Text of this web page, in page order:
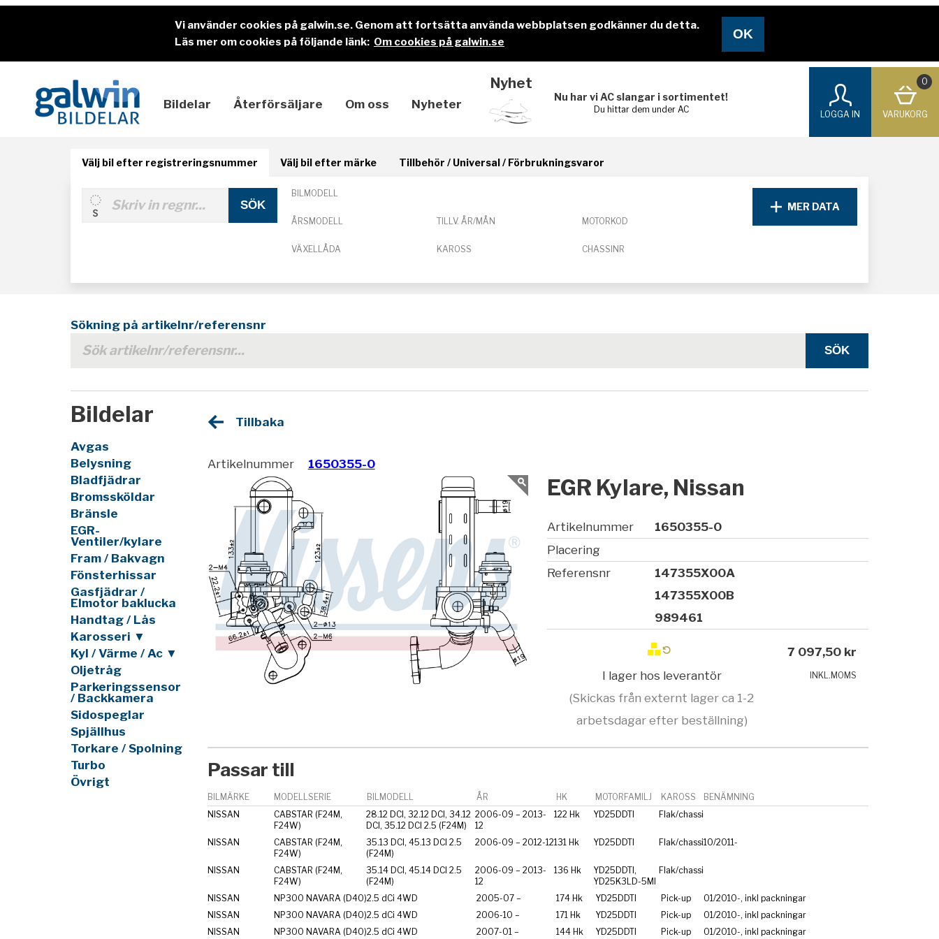
Vi använder cookies på galwin.se. Genom att fortsätta använda webbplatsen godkänner du detta.
Läs mer om cookies på följande länk: Om cookies på galwin.se
Bildelar Återförsäljare Om oss Nyheter
Nyhet
Nu har vi AC slangar i sortimentet!
Du hittar dem under AC
LOGGA IN
0
VARUKORG
Välj bil efter registreringsnummer Välj bil efter märke Tillbehör / Universal / Förbrukningsvaror
BILMODELL
ÅRSMODELL TILLV. ÅR/MÅN MOTORKOD
VÄXELLÅDA KAROSS CHASSINR
MER DATA
Sökning på artikelnr/referensnr
Bildelar
Avgas
Belysning
Bladfjädrar
Bromssköldar
Bränsle
EGR-
Ventiler/kylare
Fram / Bakvagn
Fönsterhissar
Gasfjädrar /
Elmotor baklucka
Handtag / Lås
Karosseri ▼
Kyl / Värme / Ac ▼
Oljetråg
Parkeringssensor
/ Backkamera
Sidospeglar
Spjällhus
Torkare / Spolning
Turbo
Övrigt
Tillbaka
Artikelnummer 1650355-0
EGR Kylare, Nissan
Artikelnummer
1650355-0
Placering
Referensnr
147355X00A
147355X00B
989461
I lager hos leverantör
(Skickas från externt lager ca 1-2
arbetsdagar efter beställning)
7 097,50 kr
INKL.MOMS
Passar till
BILMÄRKE MODELLSERIE BILMODELL ÅR HK MOTORFAMILJ KAROSS
BENÄMNING
NISSAN
CABSTAR (F24M,
F24W)
28.12 DCI, 32.12 DCI, 34.12
DCI, 35.12 DCI 2.5 (F24M)
2006-09 – 2013-
12
122 Hk YD25DDTI Flak/chassi
NISSAN
CABSTAR (F24M,
F24W)
35.13 DCI, 45.13 DCI 2.5
(F24M)
2006-09 – 2012-12131 Hk YD25DDTI Flak/chassi10/2011-
NISSAN
CABSTAR (F24M,
F24W)
35.14 DCI, 45.14 DCI 2.5
(F24M)
2006-09 – 2013-
12
136 Hk
YD25DDTI,
YD25K3LD-5MI
Flak/chassi
NISSAN NP300 NAVARA (D40)2.5 dCi 4WD 2005-07 – 174 Hk YD25DDTI Pick-up
01/2010-, inkl packningar
NISSAN
NP300 NAVARA (D40)2.5 dCi 4WD 2006-10 – 171 Hk YD25DDTI Pick-up
01/2010-, inkl packningar
NISSAN
NP300 NAVARA (D40)2.5 dCi 4WD 2007-01 – 144 Hk YD25DDTI Pick-up 01/2010-, inkl packningar